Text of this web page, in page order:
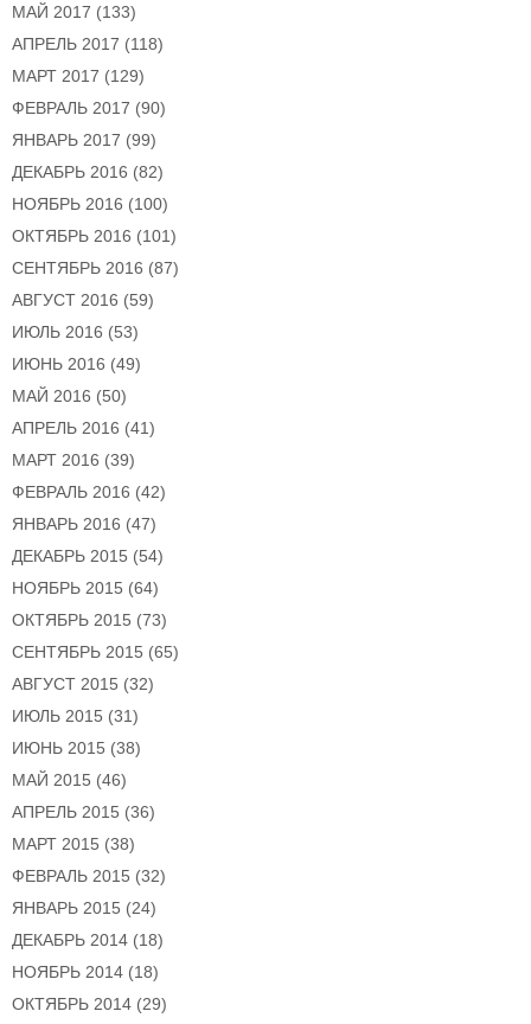
МАЙ 2017 (133)
АПРЕЛЬ 2017 (118)
МАРТ 2017 (129)
ФЕВРАЛЬ 2017 (90)
ЯНВАРЬ 2017 (99)
ДЕКАБРЬ 2016 (82)
НОЯБРЬ 2016 (100)
ОКТЯБРЬ 2016 (101)
СЕНТЯБРЬ 2016 (87)
АВГУСТ 2016 (59)
ИЮЛЬ 2016 (53)
ИЮНЬ 2016 (49)
МАЙ 2016 (50)
АПРЕЛЬ 2016 (41)
МАРТ 2016 (39)
ФЕВРАЛЬ 2016 (42)
ЯНВАРЬ 2016 (47)
ДЕКАБРЬ 2015 (54)
НОЯБРЬ 2015 (64)
ОКТЯБРЬ 2015 (73)
СЕНТЯБРЬ 2015 (65)
АВГУСТ 2015 (32)
ИЮЛЬ 2015 (31)
ИЮНЬ 2015 (38)
МАЙ 2015 (46)
АПРЕЛЬ 2015 (36)
МАРТ 2015 (38)
ФЕВРАЛЬ 2015 (32)
ЯНВАРЬ 2015 (24)
ДЕКАБРЬ 2014 (18)
НОЯБРЬ 2014 (18)
ОКТЯБРЬ 2014 (29)